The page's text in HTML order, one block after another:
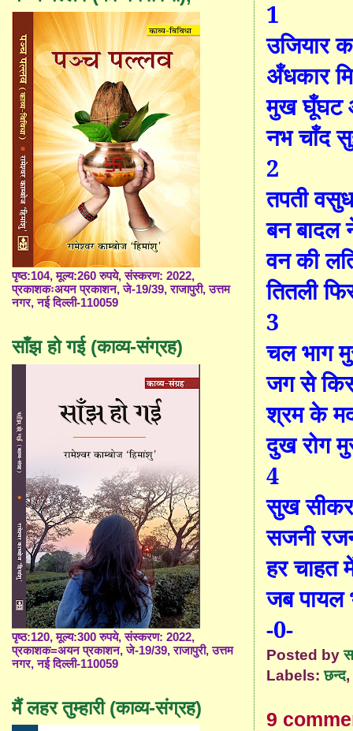
1
उजियार
अँधकार
मुख घूँघट
नभ चाँद
2
तपती
बन बादल
वन की
तितली
3
चल भाग
जग से
श्रम के
दुख रोग
4
सुख
सजनी
हर चाहत
जब पायल
-0-
Posted by
Labels:छन्द
9
पृष्ठ:104, मूल्य:260 रुपये, संस्करण: 2022,
प्रकाशकःअयन प्रकाशन, जे-19/39, राजापुरी, उत्तम
नगर, नई दिल्ली-110059
साँझ हो गई (काव्य-संग्रह)
पृष्ठ:120, मूल्य:300 रुपये, संस्करण: 2022,
प्रकाशक=अयन प्रकाशन, जे-19/39, राजापुरी, उत्तम
नगर, नई दिल्ली-110059
मैं लहर तुम्हारी (काव्य-संग्रह)